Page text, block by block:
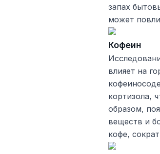
запах
может
Кофеин
влияет на
кортизола,
образом,
веществ и
кофе,